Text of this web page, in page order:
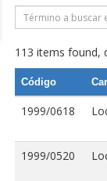
113 items found,
Código
1999/0618
1999/0520